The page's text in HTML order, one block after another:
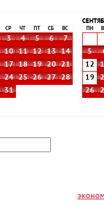
СР ЧТ СБ ВС
3 4 5 6
7
10 11 12 13
14
17 18 19 20
21
24 25 26 27
28
31
ПН
5
12
19
26